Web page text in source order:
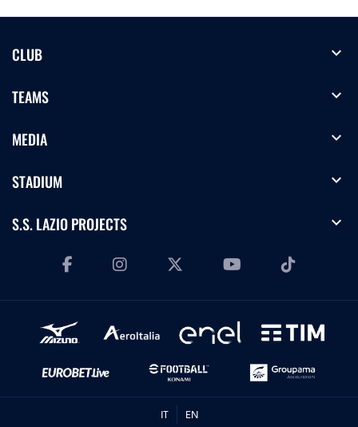
CLUB expand_more
TEAMS expand_more
MEDIA expand_more
STADIUM expand_more
S.S. LAZIO PROJECTS expand_more
IT EN